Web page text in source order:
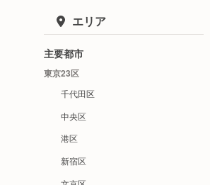
エリア
主要都市
東京23区
千代田区
中央区
港区
新宿区